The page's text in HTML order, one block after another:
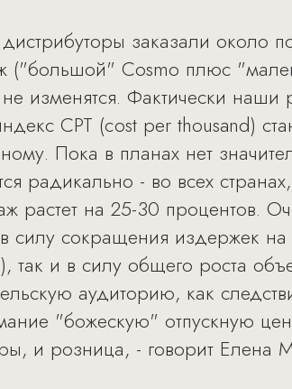
заказали около
("большой" Cosmo плюс
изменятся. Фактически наши
CPT (cost per thousand)
Пока в планах нет
радикально - во всех
на 25-30 процентов.
сокращения издержек на
так и в силу общего роста
аудиторию, как
"божескую" отпускную
и розница, - говорит Елена